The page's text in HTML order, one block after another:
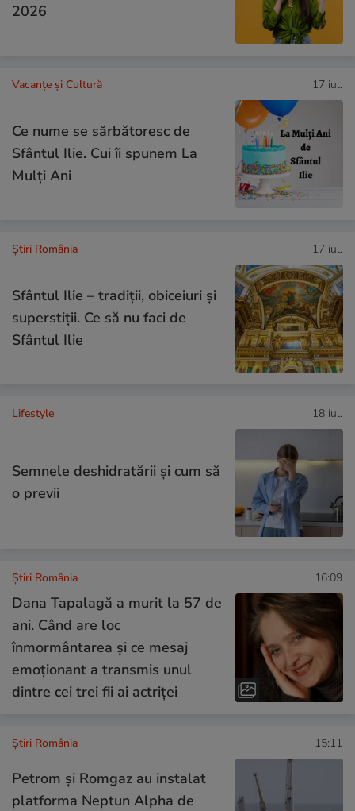
2026
Vacanțe și Cultură 17 iul.
Ce nume se sărbătoresc de
Sfântul Ilie. Cui îi spunem La
Mulți Ani
Știri România 17 iul.
Sfântul Ilie – tradiții, obiceiuri și
superstiții. Ce să nu faci de
Sfântul Ilie
Lifestyle 18 iul.
Semnele deshidratării și cum să
o previi
Știri România 16:09
Dana Tapalagă a murit la 57 de
ani. Când are loc
înmormântarea și ce mesaj
emoționant a transmis unul
dintre cei trei fii ai actriței
Știri România 15:11
Petrom și Romgaz au instalat
platforma Neptun Alpha de